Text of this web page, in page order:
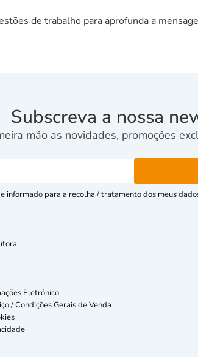
de trabalho para aprofunda a
Subscreva a nossa
mão as novidades, promoções
informado para a recolha / tratamento dos meus
Eletrónico
/ Condições Gerais de Venda